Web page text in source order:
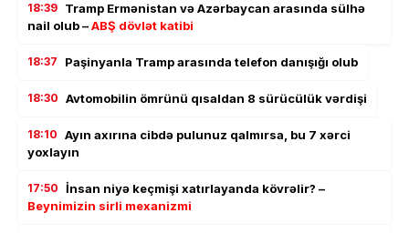
18:39 Tramp Ermənistan və Azərbaycan arasında sülhə
nail olub –ABŞ dövlət katibi
18:37 Paşinyanla Tramp arasında telefon danışığı olub
18:30 Avtomobilin ömrünü qısaldan 8 sürücülük vərdişi
18:10 Ayın axırına cibdə pulunuz qalmırsa, bu 7 xərci
yoxlayın
17:50 İnsan niyə keçmişi xatırlayanda kövrəlir? –
Beynimizin sirli mexanizmi